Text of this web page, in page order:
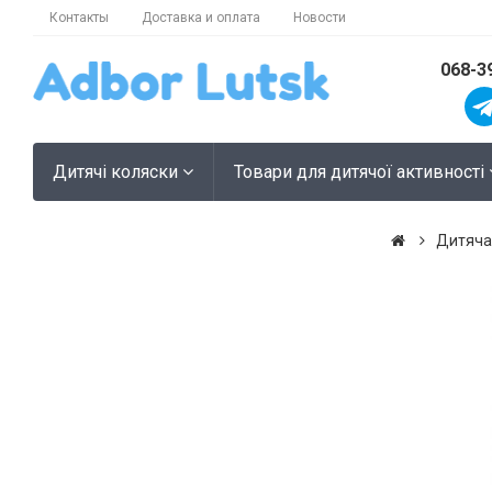
Контакты Доставка и оплата Новости
068-
Дитячі коляски Товари для дитячої активності
Дитяча